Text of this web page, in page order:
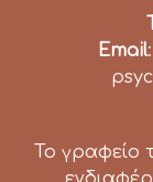
Email
Το γραφείο